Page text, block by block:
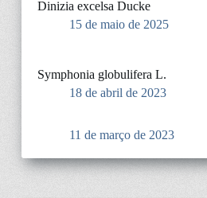
Dinizia excelsa Ducke
15 de maio de 2025
Symphonia globulifera L.
18 de abril de 2023
11 de março de 2023